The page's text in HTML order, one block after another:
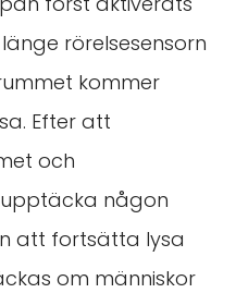
rörelsesensorn
kommer
Efter att
och
upptäcka någon
att fortsätta lysa
om människor